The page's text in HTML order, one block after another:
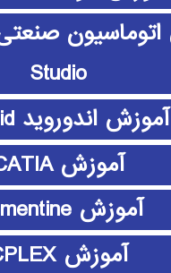
Studio
آموزش اندوروید android
آموزش CATIA
آموزش clementine
آموزش CPLEX